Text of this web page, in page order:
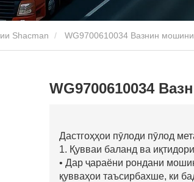
Shacman WG9700610034 Вазнин
WG9700610034
Дастгоҳҳои пӯлоди пӯлод
1. Қувваи баланд ва
• Дар ҷараёни рондани
қувваҳои таъсирбахше, ки